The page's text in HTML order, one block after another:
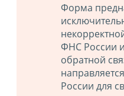
Форма
ФНС России
обратной
России для